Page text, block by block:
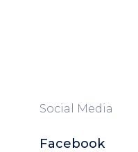
Social Media
Facebook